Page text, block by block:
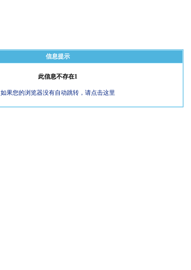
信息提示
此信息不存在1
如果您的浏览器没有自动跳转，请点击这里